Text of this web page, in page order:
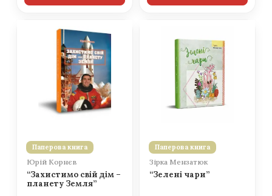
Паперова книга
Юрій Корнєв
“Захистимо свій дім –
планету Земля”
Паперова книга
Зірка Мензатюк
“Зелені чари”